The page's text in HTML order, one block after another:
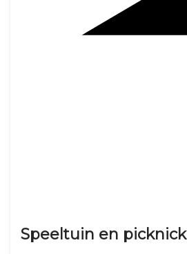
Speeltuin en picknick